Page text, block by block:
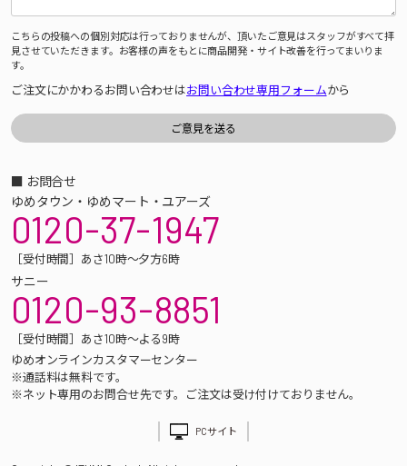
こちらの投稿への個別対応は行っておりませんが、頂いたご意見はスタッフがすべて拝
見させていただきます。お客様の声をもとに商品開発・サイト改善を行ってまいりま
す。
ご注文にかかわるお問い合わせはお問い合わせ専用フォームから
■ お問合せ
ゆめタウン・ゆめマート・ユアーズ
0120-37-1947
［受付時間］あさ10時～夕方6時
サニー
0120-93-8851
［受付時間］あさ10時～よる9時
ゆめオンラインカスタマーセンター
※通話料は無料です。
※ネット専用のお問合せ先です。ご注文は受け付けておりません。
PCサイト